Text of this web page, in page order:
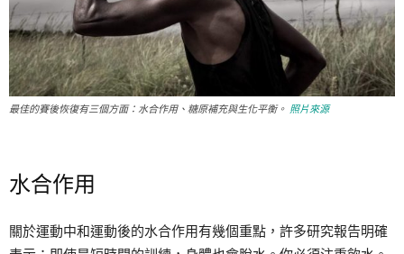
最佳的賽後恢復有三個方面：水合作用、糖原補充與生化平衡。 照片來源
水合作用
關於運動中和運動後的水合作用有幾個重點，許多研究報告明確